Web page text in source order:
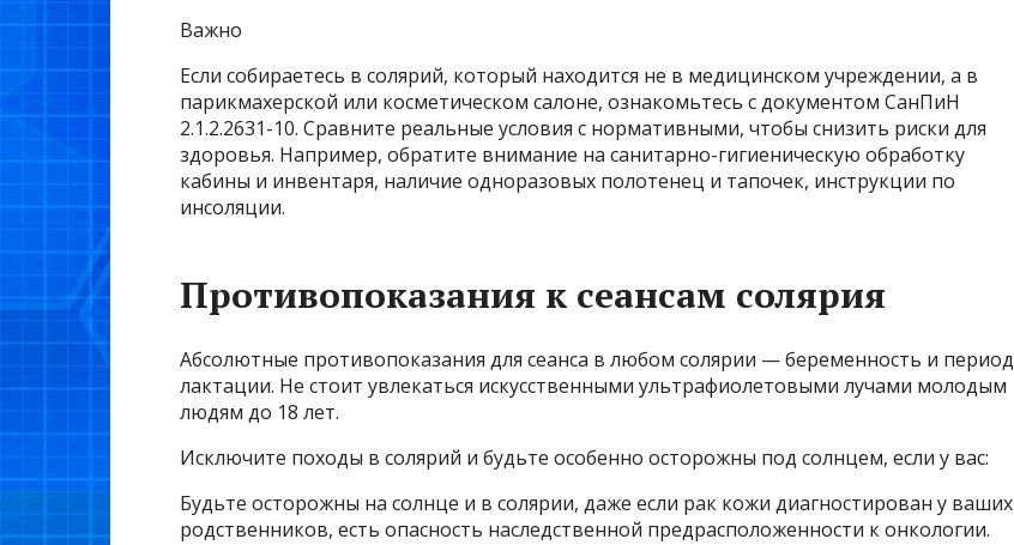
Важно
Если собираетесь в солярий, который находится не в медицинском учреждении, а в
парикмахерской или косметическом салоне, ознакомьтесь с документом СанПиН
2.1.2.2631-10. Сравните реальные условия с нормативными, чтобы снизить риски для
здоровья. Например, обратите внимание на санитарно-гигиеническую обработку
кабины и инвентаря, наличие одноразовых полотенец и тапочек, инструкции по
инсоляции.
Противопоказания к сеансам солярия
Абсолютные противопоказания для сеанса в любом солярии — беременность и период
лактации. Не стоит увлекаться искусственными ультрафиолетовыми лучами молодым
людям до 18 лет.
Исключите походы в солярий и будьте особенно осторожны под солнцем, если у вас:
Будьте осторожны на солнце и в солярии, даже если рак кожи диагностирован у ваших
родственников, есть опасность наследственной предрасположенности к онкологии.